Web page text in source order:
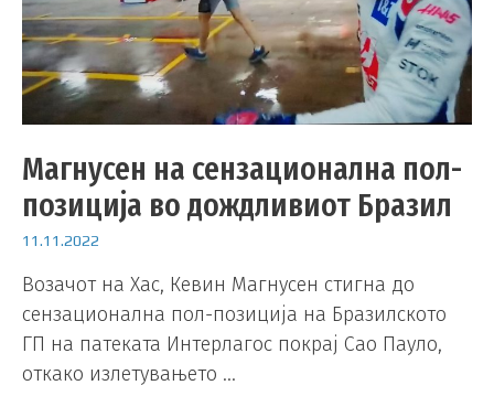
Магнусен на сензационална пол-
позиција во дождливиот Бразил
11.11.2022
Возачот на Хас, Кевин Магнусен стигна до
сензационална пол-позиција на Бразилското
ГП на патеката Интерлагос покрај Сао Пауло,
откако излетувањето …